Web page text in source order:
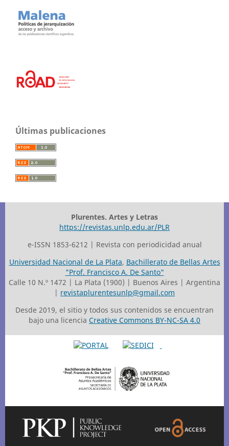
Últimas publicaciones
Plurentes. Artes y Letras
https://revistas.unlp.edu.ar/PLR
e-ISSN 1853-6212 | Revista con periodicidad anual
Universidad Nacional de La Plata, Bachillerato de Bellas Artes
"Prof. Francisco A. De Santo"
Calle 10 N.º 1472 | La Plata (1900) | Buenos Aires | Argentina
| revistaplurentesunlp@gmail.com
Desde 2019, el sitio y todos sus contenidos se encuentran
bajo una licencia Creative Commons BY-NC-SA 4.0